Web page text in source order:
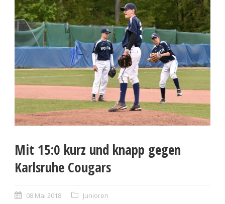
Mit 15:0 kurz und knapp gegen
Karlsruhe Cougars
08 Mai 2018 Junioren